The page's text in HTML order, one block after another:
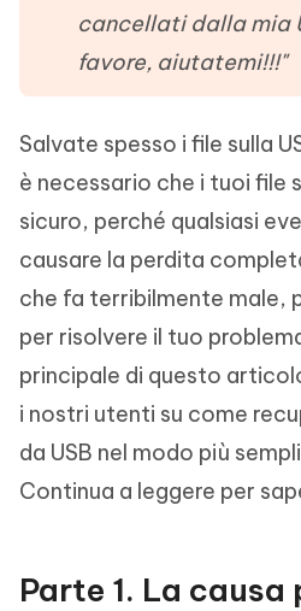
cancellati dalla mia
favore, aiutatemi!!!"
Salvate spesso i file sulla
è necessario che i tuoi file
sicuro, perché qualsiasi
causare la perdita
che fa terribilmente male,
per risolvere il tuo
principale di questo
i nostri utenti su come
da USB nel modo più
Continua a leggere per
Parte 1. La causa